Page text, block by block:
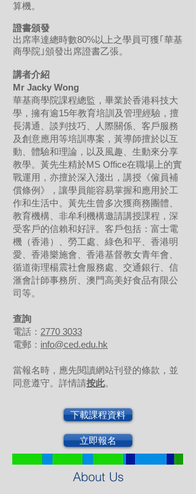
算機。
證書頒發
出席率達總時數80%以上之學員可獲｢華基
商學院｣頒發出席證書乙張。
講者介紹
Mr Jacky Wong
華基商學院課程總監，畢業於香港科技大
學，擁有逾15年教育培訓及管理經驗，擅
長溝通、談判技巧、人際關係、客戶服務
及創意應用等培訓專案，黃導師擅於以互
動、體驗和理論，以及風趣、生動來分享
教學。黃先生精於MS Office在職場上的實
戰運用，亦擅於深入淺出，講授《僱員補
償條例》，讓學員能容易掌握和應用於工
作和生活中。黃先生曾多次獲商務團體、
教育機構、非牟利機構邀請講授課程，深
受客戶的信賴和好評。客戶包括：富士電
機（香港）、勞工處、綠色和平、香港明
愛、香港樂施會、香港基督教女青年會、
循道衛理楊震社會服務處、交通銀行、信
滙會計師事務所、澳門高美好食品有限公
司等。
查詢
電話： 2770 3033
電郵： info@ced.edu.hk
當報名時，應先閱讀網站刊登的條款，並
同意遵守。詳情請按此。
下載課程資料
立即報名
About Us